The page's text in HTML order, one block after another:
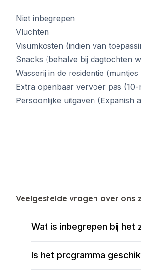
Niet inbegrepen
Vluchten
Visumkosten (indien van
Snacks (behalve bij dagtochten
Wasserij in de residentie
Extra openbaar vervoer pas
Persoonlijke uitgaven (Expanish
Veelgestelde vragen over ons
Wat is inbegrepen bij het
Is het programma